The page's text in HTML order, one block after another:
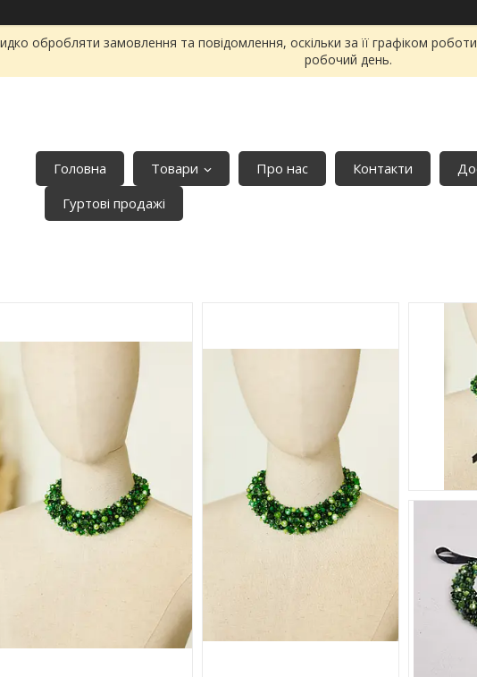
обробляти замовлення та повідомлення, оскільки за її графіком
робочий день.
Головна Товари Про нас Контакти
Гуртові продажі